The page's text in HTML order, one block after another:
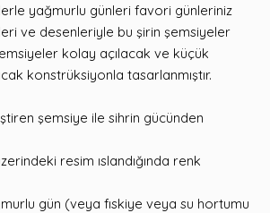
yağmurlu günleri favori günleriniz
ve desenleriyle bu şirin şemsiyeler
kolay açılacak ve küçük
konstrüksiyonla tasarlanmıştır.
şemsiye ile sihrin gücünden
resim ıslandığında renk
gün (veya fıskiye veya su hortumu